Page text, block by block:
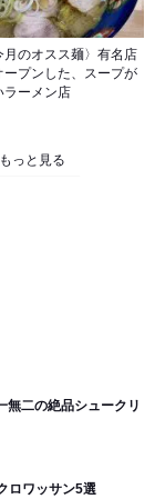
月のオスス麺〉有名店
ープンした、スープが
ラーメン店
もっと見る
無二の絶品シュークリ
ロワッサン5選